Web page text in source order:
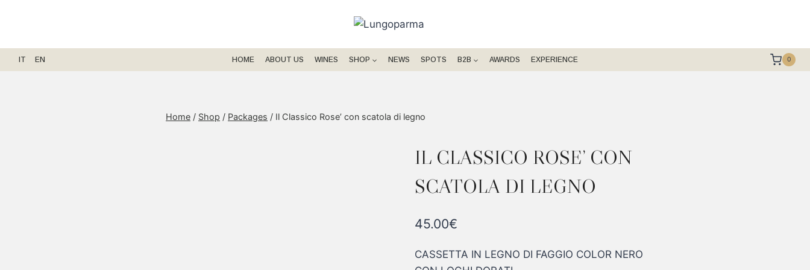
IT EN HOME ABOUT US WINES SHOP NEWS SPOTS B2B AWARDS EXPERIENCE 0
Home / Shop / Packages / Il Classico Rose’ con scatola di legno
IL CLASSICO ROSE’ CON
SCATOLA DI LEGNO
45.00€
CASSETTA IN LEGNO DI FAGGIO COLOR NERO